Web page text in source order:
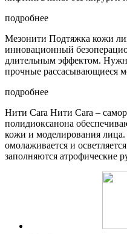
подробнее
Мезонити Подтяжка кожи
инновационный
длительным эффектом.
прочные рассасывающиеся
подробнее
Нити Cara Нити Cara –
полидиоксанона
кожи и моделирования лица.
омолаживается и
заполняются атрофические